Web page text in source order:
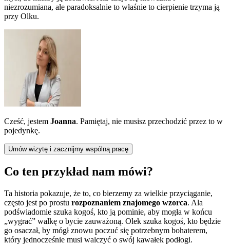
niezrozumiana, ale paradoksalnie to właśnie to cierpienie trzyma ją
przy Olku.
Cześć, jestem Joanna. Pamiętaj, nie musisz przechodzić przez to w
pojedynkę.
Umów wizytę i zacznijmy wspólną pracę
Co ten przykład nam mówi?
Ta historia pokazuje, że to, co bierzemy za wielkie przyciąganie,
często jest po prostu rozpoznaniem znajomego wzorca. Ala
podświadomie szuka kogoś, kto ją pominie, aby mogła w końcu
„wygrać” walkę o bycie zauważoną. Olek szuka kogoś, kto będzie
go osaczał, by mógł znowu poczuć się potrzebnym bohaterem,
który jednocześnie musi walczyć o swój kawałek podłogi.